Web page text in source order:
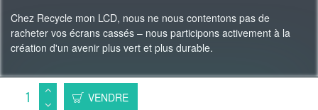
VENDRE
Chez Recycle mon LCD, nous ne nous contentons pas de
racheter vos écrans cassés – nous participons activement à la
création d'un avenir plus vert et plus durable.
Copyright 2023 © Recycle Mon LCD -